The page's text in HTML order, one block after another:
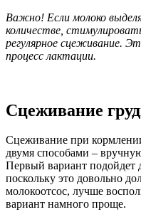
Важно! Если молоко
количестве,
регулярное сцеживание.
процесс лактации.
Сцеживание
Сцеживание при
двумя способами –
Первый вариант подойдет
поскольку это довольно
молокоотсос, лучше
вариант намного проще.